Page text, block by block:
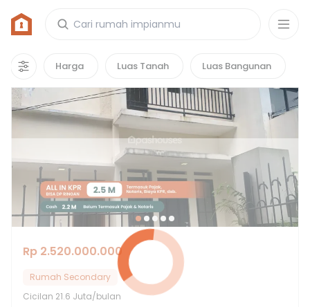
Harga Luas Tanah Luas Bangunan
Rumah di Graha Cinere Modern
1properti
Rp 2.520.000.000
Rumah Secondary
Cicilan 21.6 Juta/bulan